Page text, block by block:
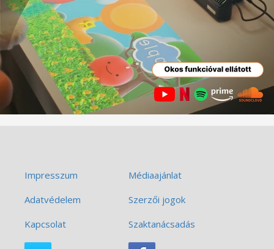
Impresszum
Médiaajánlat
Adatvédelem
Szerzői jogok
Kapcsolat
Szaktanácsadás